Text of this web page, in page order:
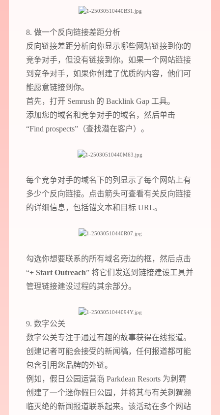
8. 做一个反向链接差距分析
反向链接差距分析向你显示哪些网站链接到你的
竞争对手，但没有链接到你。如果一个网站链接
到竞争对手，如果你创建了优质的内容，他们可
能愿意链接到你。
首先，打开 Semrush 的 Backlink Gap 工具。
添加您的域名和竞争对手的域名，然后单击
“Find prospects”（查找潜在客户）。
每个竞争对手的域名下的列显示了每个网站上有
多少个反向链接。点击箭头可查看有关反向链接
的详细信息，包括锚文本和目标 URL。
勾选你想要联系的所有域名旁边的框，然后点击
“+ Start Outreach” 将它们发送到链接建设工具并
管理链接建设过程的其余部分。
9. 数字公关
数字公关专注于通过有趣的故事获得在线报道。
创建记者可能会接受的新闻稿，任何报道都可能
包含引用您品牌的外链。
例如，假日公园运营商 Parkdean Resorts 为刺猬
创建了一个迷你假日公园，并将其与有关刺猬濒
临灭绝的新闻报道联系起来。该活动在多个网站